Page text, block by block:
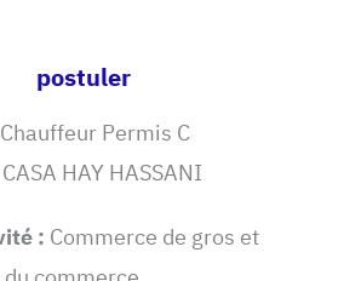
postuler
Permis C
HAY HASSANI
: Commerce de gros et